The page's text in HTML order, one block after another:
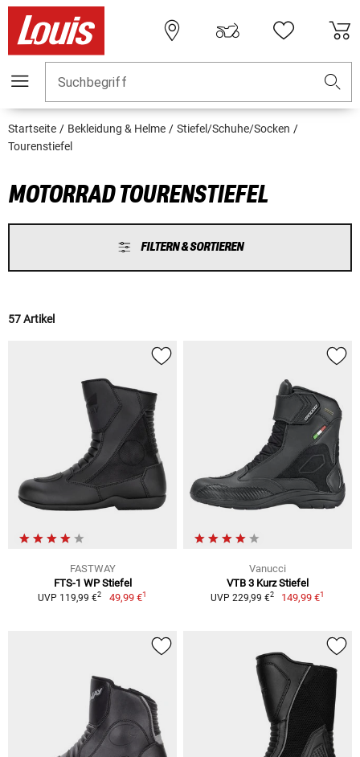
Suchbegriff
Startseite Bekleidung & Helme
Stiefel/Schuhe/Socken
Tourenstiefel
MOTORRAD TOURENSTIEFEL
FILTERN & SORTIEREN
57 Artikel
FASTWAY
FTS-1 WP Stiefel
UVP 119,99 €2 49,99 €1
Vanucci
VTB 3 Kurz Stiefel
UVP 229,99 €2 149,99 €1